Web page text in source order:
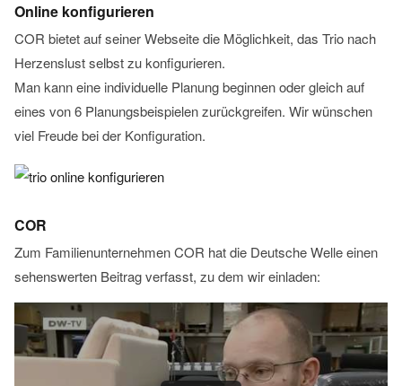
Online konfigurieren
COR bietet auf seiner Webseite die Möglichkeit, das Trio nach
Herzenslust selbst zu konfigurieren.
Man kann eine individuelle Planung beginnen oder gleich auf
eines von 6 Planungsbeispielen zurückgreifen. Wir wünschen
viel Freude bei der Konfiguration.
COR
Zum Familienunternehmen COR hat die Deutsche Welle einen
sehenswerten Beitrag verfasst, zu dem wir einladen: